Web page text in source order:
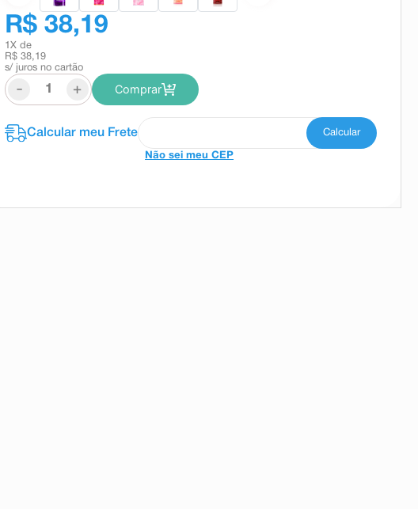
R$ 38,19
1 X de
R$ 38,19
s/ juros no cartão
- + Comprar
Não sei meu CEP